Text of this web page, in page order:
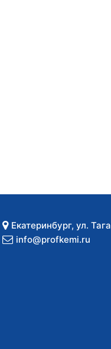
Екатеринбург, ул.
info@profkemi.ru